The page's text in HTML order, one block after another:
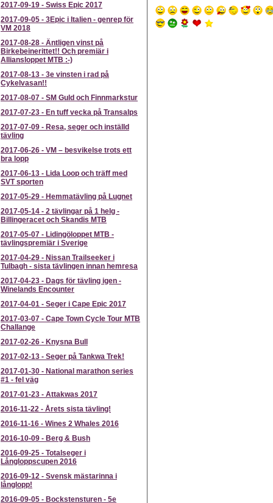
2017-09-19 - Swiss Epic 2017
2017-09-05 - 3Epic i Italien - genrep för
VM 2018
2017-08-28 - Äntligen vinst på
Birkebeinerittet!! Och premiär i
Alliansloppet MTB :-)
2017-08-13 - 3e vinsten i rad på
Cykelvasan!!
2017-08-07 - SM Guld och Finnmarkstur
2017-07-23 - En tuff vecka på Transalps
2017-07-09 - Resa, seger och inställd
tävling
2017-06-26 - VM – besvikelse trots ett
bra lopp
2017-06-13 - Lida Loop och träff med
SVT sporten
2017-05-29 - Hemmatävling på Lugnet
2017-05-14 - 2 tävlingar på 1 helg -
Billingeracet och Skandis MTB
2017-05-07 - Lidingöloppet MTB -
tävlingspremiär i Sverige
2017-04-29 - Nissan Trailseeker i
Tulbagh - sista tävlingen innan hemresa
2017-04-23 - Dags för tävling igen -
Winelands Encounter
2017-04-01 - Seger i Cape Epic 2017
2017-03-07 - Cape Town Cycle Tour MTB
Challange
2017-02-26 - Knysna Bull
2017-02-13 - Seger på Tankwa Trek!
2017-01-30 - National marathon series
#1 - fel väg
2017-01-23 - Attakwas 2017
2016-11-22 - Årets sista tävling!
2016-11-16 - Wines 2 Whales 2016
2016-10-09 - Berg & Bush
2016-09-25 - Totalseger i
Långloppscupen 2016
2016-09-12 - Svensk mästarinna i
långlopp!
2016-09-05 - Bockstensturen - 5e